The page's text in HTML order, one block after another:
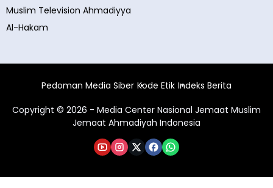
Muslim Television Ahmadiyya
Al-Hakam
Pedoman Media Siber Kode Etik Indeks Berita
Copyright © 2026 - Media Center Nasional Jemaat Muslim
Jemaat Ahmadiyah Indonesia